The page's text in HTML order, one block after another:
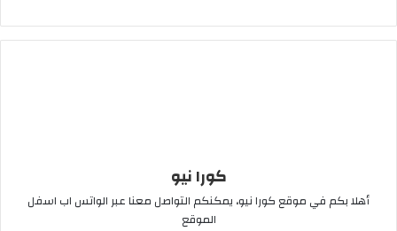
كورا نيو
أهلا بكم في موقع كورا نيو، يمكنكم التواصل معنا عبر الواتس اب اسفل
الموقع